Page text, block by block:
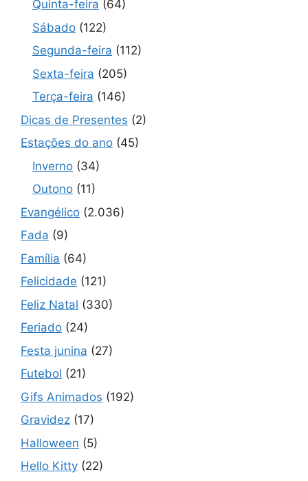
Quinta-feira (64)
Sábado (122)
Segunda-feira (112)
Sexta-feira (205)
Terça-feira (146)
Dicas de Presentes (2)
Estações do ano (45)
Inverno (34)
Outono (11)
Evangélico (2.036)
Fada (9)
Família (64)
Felicidade (121)
Feliz Natal (330)
Feriado (24)
Festa junina (27)
Futebol (21)
Gifs Animados (192)
Gravidez (17)
Halloween (5)
Hello Kitty (22)